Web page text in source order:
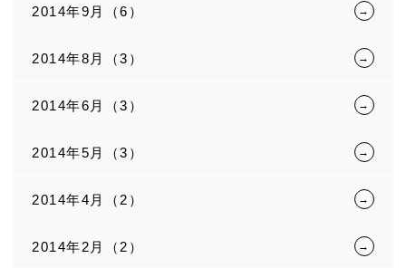
2014年9月（6）
2014年8月（3）
2014年6月（3）
2014年5月（3）
2014年4月（2）
2014年2月（2）